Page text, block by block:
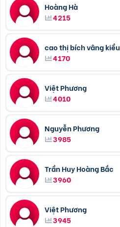
Hoàng Hà
4215
cao thị bích vâng kiều
4170
Việt Phương
4010
Nguyễn Phương
3985
Trần Huy Hoàng Bắc
3960
Việt Phương
3945